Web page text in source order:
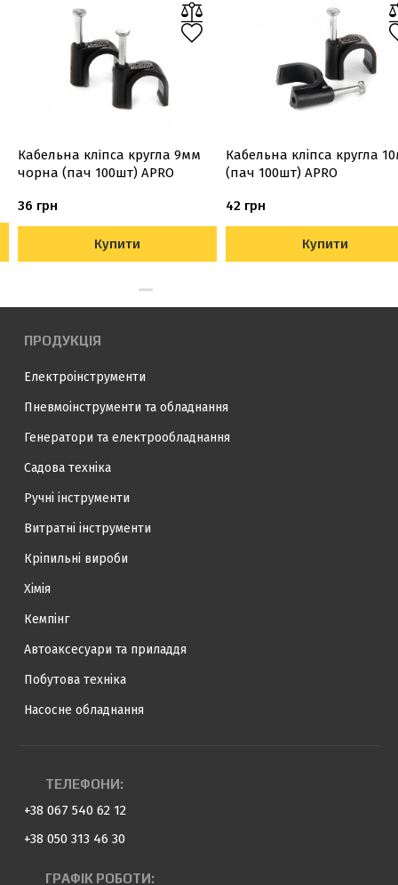
Кабельна клiпса кругла 9мм
чорна (пач 100шт) APRO
36 грн
Купити
Кабельна кліпса кругла
(пач 100шт) APRO
42 грн
Купити
ПРОДУКЦІЯ
Електроінструменти
Пневмоінструменти та обладнання
Генератори та електрообладнання
Садова техніка
Ручні інструменти
Витратні інструменти
Кріпильні вироби
Хімія
Кемпінг
Автоаксесуари та приладдя
Побутова техніка
Насосне обладнання
ТЕЛЕФОНИ:
+38 067 540 62 12
+38 050 313 46 30
ГРАФІК РОБОТИ: